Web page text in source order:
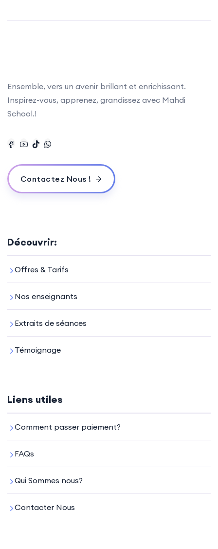
Ensemble, vers un avenir brillant et enrichissant.
Inspirez-vous, apprenez, grandissez avec Mahdi
School.!
Contactez Nous !
Découvrir:
Offres & Tarifs
Nos enseignants
Extraits de séances
Témoignage
Liens utiles
Comment passer paiement?
FAQs
Qui Sommes nous?
Contacter Nous